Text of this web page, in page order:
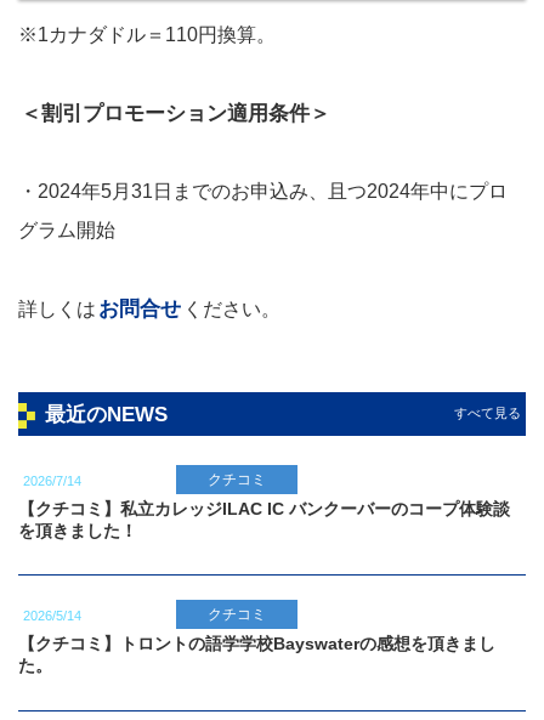
※1カナダドル＝110円換算。
＜割引プロモーション適用条件＞
・2024年5月31日までのお申込み、且つ2024年中にプロ
グラム開始
詳しくは お問合せ ください。
最近のNEWS
2026/7/14 クチコミ
【クチコミ】私立カレッジILAC IC バンクーバーのコープ体験談
を頂きました！
2026/5/14 クチコミ
【クチコミ】トロントの語学学校Bayswaterの感想を頂きまし
た。
すべて見る